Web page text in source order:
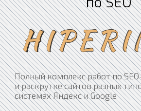
Полный комплекс работ по
и раскрутке сайтов разных
системах Яндекс и Google